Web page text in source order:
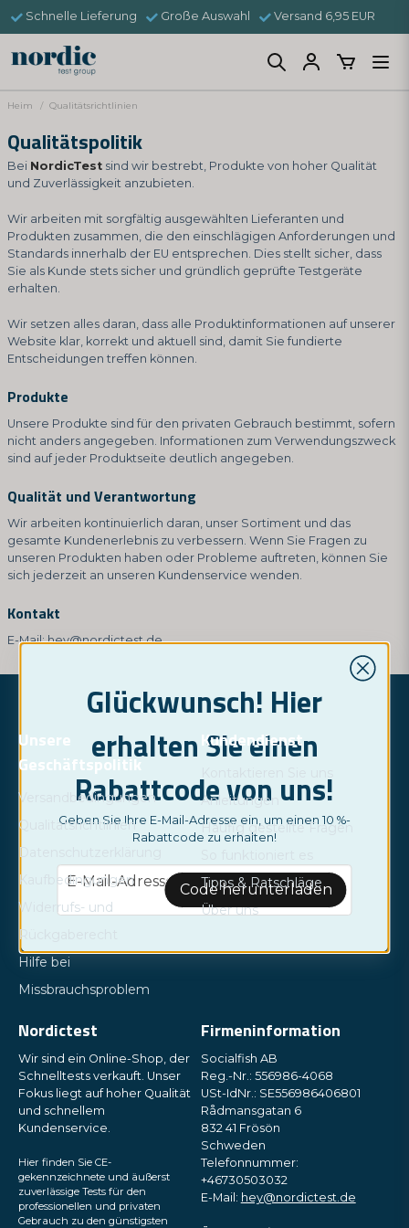
Schnelle Lieferung Große Auswahl Versand 6,95 EUR
Heim Qualitätsrichtlinien
Qualitätspolitik
Bei NordicTest sind wir bestrebt, Produkte von hoher Qualität
und Zuverlässigkeit anzubieten.
Wir arbeiten mit sorgfältig ausgewählten Lieferanten und
Produkten zusammen, die den einschlägigen Anforderungen und
Standards innerhalb der EU entsprechen. Dies stellt sicher, dass
Sie als Kunde stets sicher und gründlich geprüfte Testgeräte
erhalten.
Wir setzen alles daran, dass alle Produktinformationen auf unserer
Website klar, korrekt und aktuell sind, damit Sie fundierte
Entscheidungen treffen können.
Produkte
Unsere Produkte sind für den privaten Gebrauch bestimmt, sofern
nicht anders angegeben. Informationen zum Verwendungszweck
sind auf jeder Produktseite deutlich angegeben.
Qualität und Verantwortung
Wir arbeiten kontinuierlich daran, unser Sortiment und das
gesamte Kundenerlebnis zu verbessern. Wenn Sie Fragen zu
unseren Produkten haben oder Probleme auftreten, können Sie
sich jederzeit an unseren Kundenservice wenden.
Kontakt
E-Mail:hey@nordictest.de
Glückwunsch! Hier
erhalten Sie einen
Rabattcode von uns!
Geben Sie Ihre E-Mail-Adresse ein, um einen 10 %-
Rabattcode zu erhalten!
email
E-Mail-Adresse Code herunterladen
Unsere
Geschäftspolitik
Versandbedingungen
Qualitätsrichtlinien
Datenschutzerklärung
Kaufbedingungen
Widerrufs- und
Rückgaberecht
Hilfe bei
Missbrauchsproblem
Kundendienst
Anleitungen
Häufig gestellte Fragen
Tipps & Ratschläge
Über uns
Nordictest
Wir sind ein Online-Shop, der
Schnelltests verkauft. Unser
Fokus liegt auf hoher Qualität
und schnellem
Kundenservice.
Hier finden Sie CE-
gekennzeichnete und äußerst
zuverlässige Tests für den
professionellen und privaten
Gebrauch zu den günstigsten
Firmeninformation
Socialfish AB
Reg.-Nr.: 556986-4068
USt-IdNr.: SE556986406801
Rådmansgatan 6
832 41 Frösön
Schweden
Telefonnummer:
+46730503032
E-Mail: hey@nordictest.de